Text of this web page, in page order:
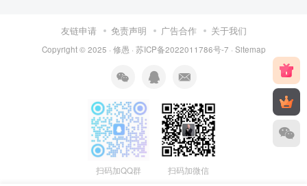
友链申请 免责声明 广告合作 关于我们
Copyright © 2025 · 修愚 · 苏ICP备2022011786号-7 · Sitemap
扫码加QQ群 扫码加微信